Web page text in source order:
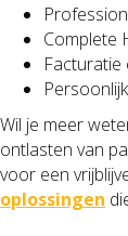
Complete
Facturatie
Wil je meer
ontlasten van
voor een
oplossingen